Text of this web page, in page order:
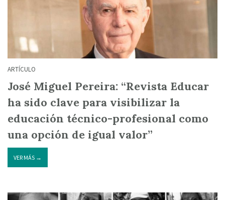
ARTÍCULO
José Miguel Pereira: “Revista Educar
ha sido clave para visibilizar la
educación técnico-profesional como
una opción de igual valor”
VER MÁS →